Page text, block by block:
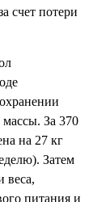
счет потери
За 370
на 27 кг
Затем
веса,
питания и